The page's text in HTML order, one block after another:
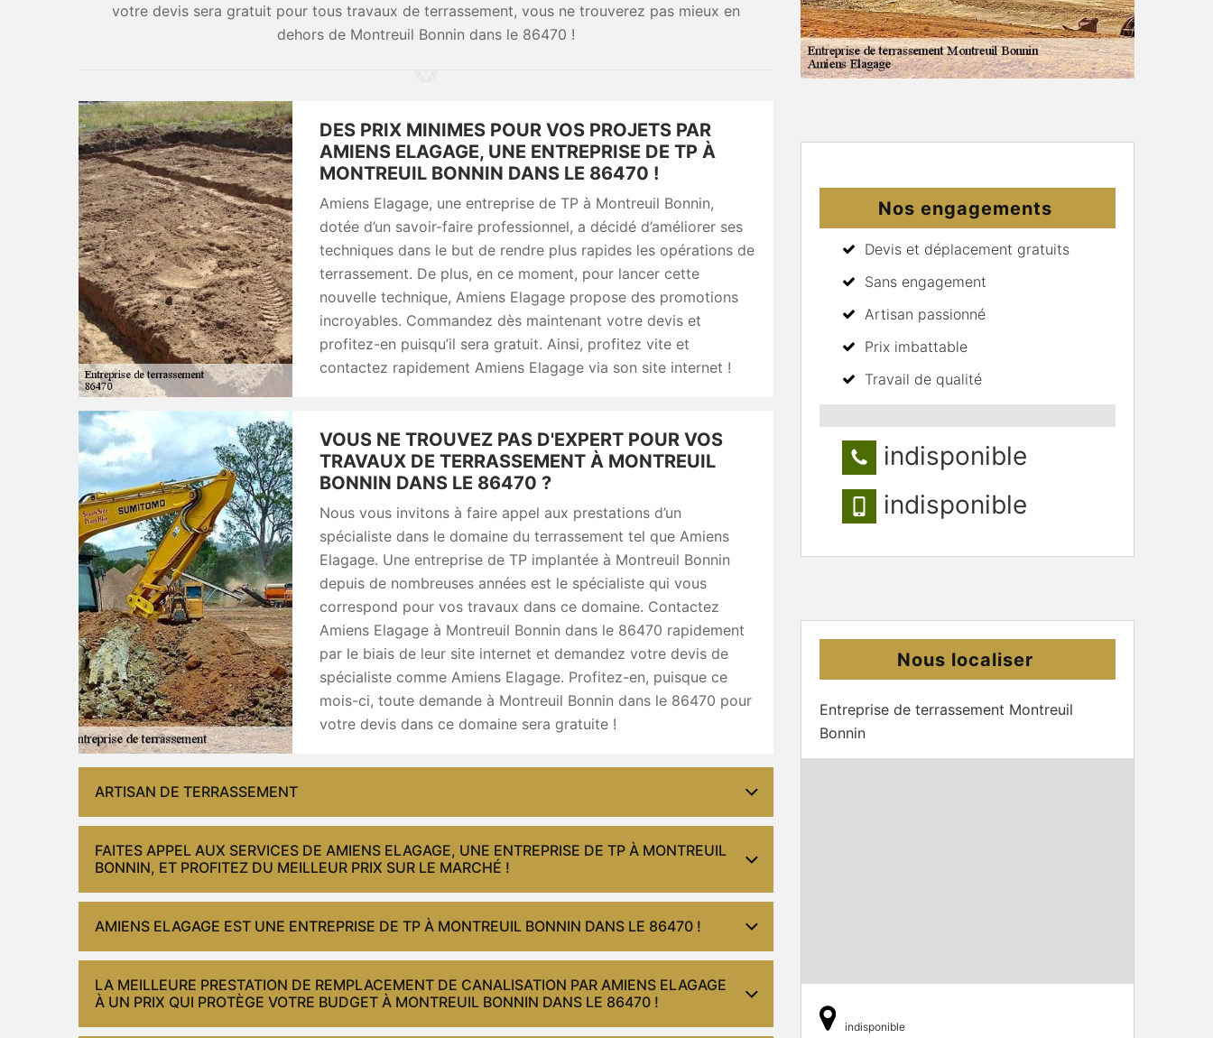
votre devis sera gratuit pour tous travaux de terrassement, vous ne trouverez pas mieux en
dehors de Montreuil Bonnin dans le 86470 !
DES PRIX MINIMES POUR VOS PROJETS PAR
AMIENS ELAGAGE, UNE ENTREPRISE DE TP À
MONTREUIL BONNIN DANS LE 86470 !
Amiens Elagage, une entreprise de TP à Montreuil Bonnin,
dotée d’un savoir-faire professionnel, a décidé d’améliorer ses
techniques dans le but de rendre plus rapides les opérations de
terrassement. De plus, en ce moment, pour lancer cette
nouvelle technique, Amiens Elagage propose des promotions
incroyables. Commandez dès maintenant votre devis et
profitez-en puisqu’il sera gratuit. Ainsi, profitez vite et
contactez rapidement Amiens Elagage via son site internet !
VOUS NE TROUVEZ PAS D'EXPERT POUR VOS
TRAVAUX DE TERRASSEMENT À MONTREUIL
BONNIN DANS LE 86470 ?
Nous vous invitons à faire appel aux prestations d’un
spécialiste dans le domaine du terrassement tel que Amiens
Elagage. Une entreprise de TP implantée à Montreuil Bonnin
depuis de nombreuses années est le spécialiste qui vous
correspond pour vos travaux dans ce domaine. Contactez
Amiens Elagage à Montreuil Bonnin dans le 86470 rapidement
par le biais de leur site internet et demandez votre devis de
spécialiste comme Amiens Elagage. Profitez-en, puisque ce
mois-ci, toute demande à Montreuil Bonnin dans le 86470 pour
votre devis dans ce domaine sera gratuite !
ARTISAN DE TERRASSEMENT
FAITES APPEL AUX SERVICES DE AMIENS ELAGAGE, UNE ENTREPRISE DE TP À MONTREUIL
BONNIN, ET PROFITEZ DU MEILLEUR PRIX SUR LE MARCHÉ !
AMIENS ELAGAGE EST UNE ENTREPRISE DE TP À MONTREUIL BONNIN DANS LE 86470 !
LA MEILLEURE PRESTATION DE REMPLACEMENT DE CANALISATION PAR AMIENS ELAGAGE
À UN PRIX QUI PROTÈGE VOTRE BUDGET À MONTREUIL BONNIN DANS LE 86470 !
Nos engagements
Devis et déplacement gratuits
Sans engagement
Artisan passionné
Prix imbattable
Travail de qualité
indisponible
indisponible
Nous localiser
Entreprise de terrassement Montreuil
Bonnin
indisponible